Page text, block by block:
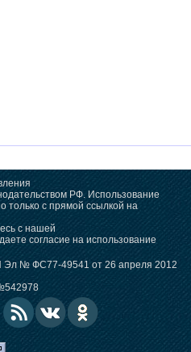
РФ. Использование
только с прямой ссылкой на
с нашей
согласие на использование
Эл № ФС77-49541 от 26 апреля 2012